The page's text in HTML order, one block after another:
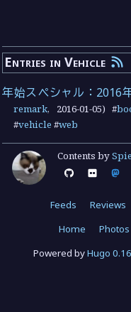
Entries in Vehicle
年始スペシャル：2016
remark, 2016-01-05) #
#vehicle #web
Contents by
Feeds Reviews
Home
Photos
Powered byHugo